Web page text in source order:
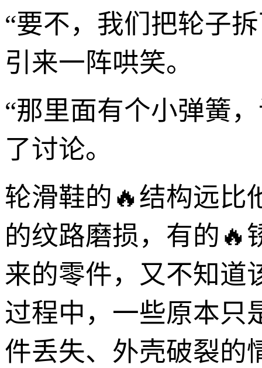
“要不，我们把轮子
引来一阵哄笑。
“那里面有个小弹簧
了讨论。
轮滑鞋的🔥结构远比
的纹路磨损，有的🔥
来的零件，又不知道
过程中，一些原本只
件丢失、外壳破裂的